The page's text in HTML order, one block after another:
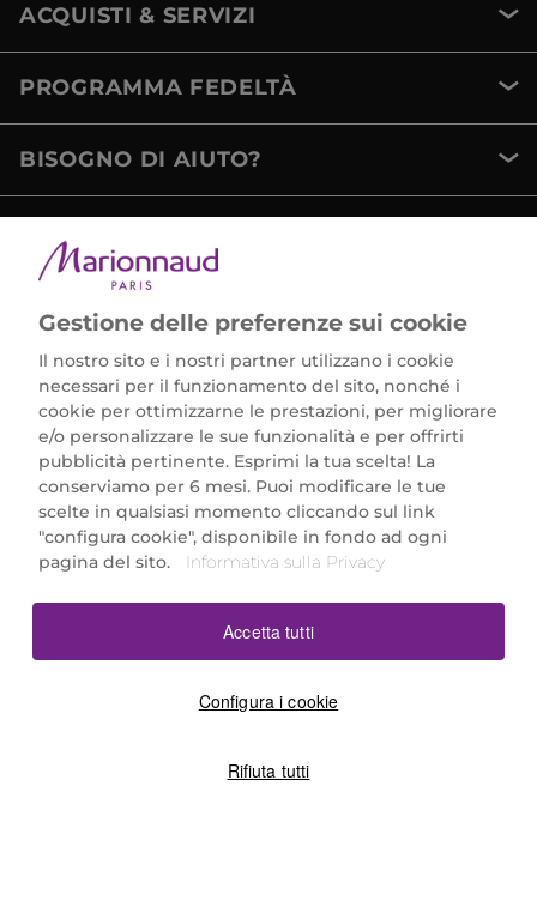
ACQUISTI & SERVIZI
PROGRAMMA FEDELTÀ
BISOGNO DI AIUTO?
Marionnaud Parfumeries Italia S.r.l.
Largo Fiera Milano 5, 20017 Rho (MI)
REA Milano 1650024 con P.IVA 13425220152.
SCARICA LA NOSTRA APP
Gestione delle preferenze sui cookie
Il nostro sito e i nostri partner utilizzano i cookie
necessari per il funzionamento del sito, nonché i
cookie per ottimizzarne le prestazioni, per migliorare
e/o personalizzare le sue funzionalità e per offrirti
pubblicità pertinente. Esprimi la tua scelta! La
conserviamo per 6 mesi. Puoi modificare le tue
scelte in qualsiasi momento cliccando sul link
"configura cookie", disponibile in fondo ad ogni
pagina del sito.
Informativa sulla Privacy
Configura i cookie
Rifiuta tutti
Accetta tutti